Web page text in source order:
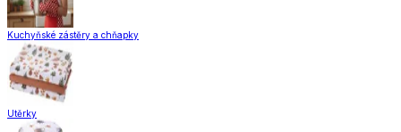
Kuchyňské zástěry a chňapky
Utěrky